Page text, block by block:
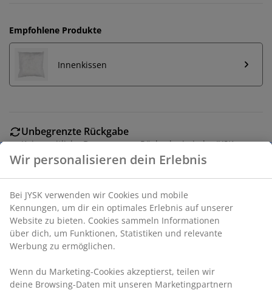
Empfohlene Produkte
Innenkissen
Unbegrenzte Rückgabe
Keine zeitliche Begrenzung - Rückgabe in jeder JYSK-
Filiale
Preisgarantie
Flexible Lieferoptionen
Schnelle und einfache Lieferung nach deiner Wahl
Artikelnummer: 6892405